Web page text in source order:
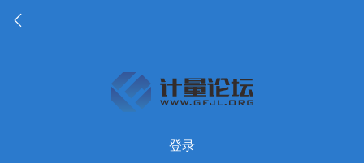
登录